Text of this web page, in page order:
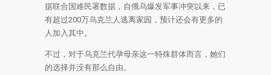
据联合国难民署数据，自俄乌爆发军事冲突以来，已
有超过200万乌克兰人逃离家园，预计还会有更多的
人加入其中。
不过，对于乌克兰代孕母亲这一特殊群体而言，她们
的选择并没有那么自由。